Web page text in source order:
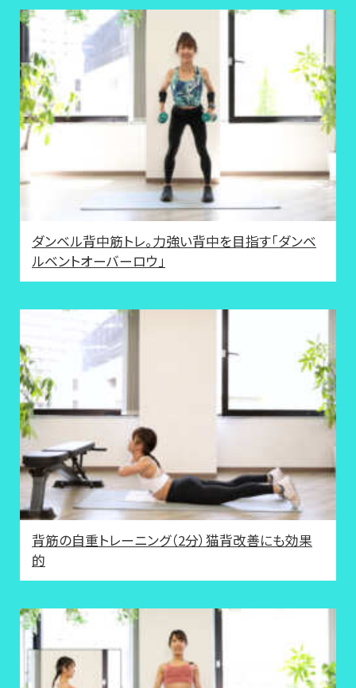
ダンベル背中筋トレ。力強い背中を目指す「ダンベ
ルベントオーバーロウ」
背筋の自重トレーニング（2分）猫背改善にも効果
的